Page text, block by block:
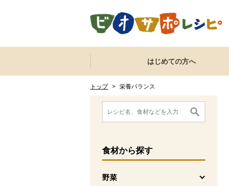
ここからサイト内共通メニューです。
サイト内共通メニューをスキップする
はじめての方へ
トップ > 栄養バランス
ここから消費材検索メニューです。
食材から探す
野菜
を開く
消費材検索メニューここまで。
ここから本文です。